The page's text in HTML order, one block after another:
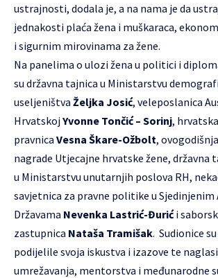
ustrajnosti, dodala je, a na nama je da
jednakosti plaća žena i muškaraca,
i sigurnim mirovinama za žene.
Na panelima o ulozi žena u politici i
su državna tajnica u Ministarstvu
useljeništva Željka Josić, veleposlanica
HrvatskojYvonne Tončić – Sorinj,
pravnica Vesna Škare-Ožbolt,
nagrade Utjecajne hrvatske žene, državna
u Ministarstvu unutarnjih poslova RH,
savjetnica za pravne politike u Sjedinjenim
Državama Nevenka Lastrić-Đurići
zastupnica Nataša Tramišak. Sudionice
podijelile svoja iskustva i izazove te
umrežavanja, mentorstva i međunarodne